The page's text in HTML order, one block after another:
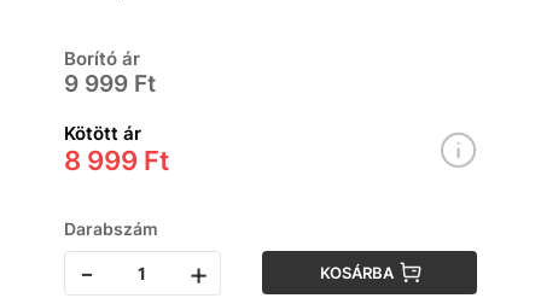
Borító ár
9 999 Ft
Kötött ár
8 999 Ft
Darabszám
- + KOSÁRBA